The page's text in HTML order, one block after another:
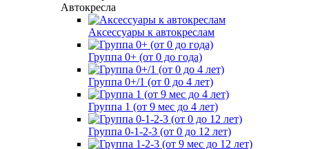
Автокресла
Аксессуары к автокреслам
Группа 0+ (от 0 до года)
Группа 0+/1 (от 0 до 4 лет)
Группа 1 (от 9 мес до 4 лет)
Группа 0-1-2-3 (от 0 до 12 лет)